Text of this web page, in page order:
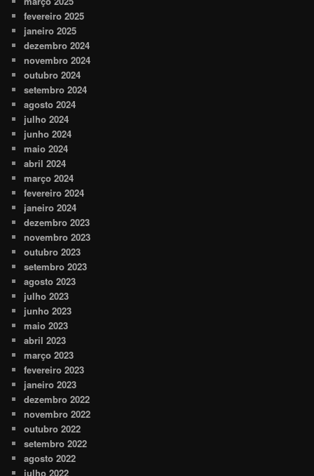
fevereiro 2025
janeiro 2025
dezembro 2024
novembro 2024
outubro 2024
setembro 2024
agosto 2024
julho 2024
junho 2024
maio 2024
abril 2024
março 2024
fevereiro 2024
janeiro 2024
dezembro 2023
novembro 2023
outubro 2023
setembro 2023
agosto 2023
julho 2023
junho 2023
maio 2023
abril 2023
março 2023
fevereiro 2023
janeiro 2023
dezembro 2022
novembro 2022
outubro 2022
setembro 2022
agosto 2022
julho 2022